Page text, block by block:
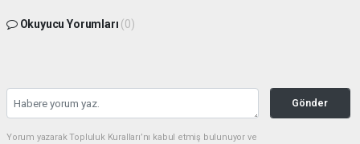
Okuyucu Yorumları (0)
Gönder
Yorum yazarak Topluluk Kuralları’nı kabul etmiş bulunuyor ve